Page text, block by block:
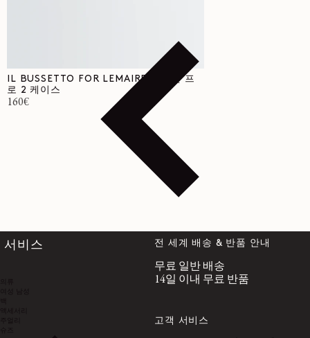
IL BUSSETTO FOR LEMAIRE 에어팟 프
로 2 케이스
정가
160€
서비스 전 세계 배송 & 반품 안내
무료 일반 배송
14일 이내 무료 반품
고객 서비스